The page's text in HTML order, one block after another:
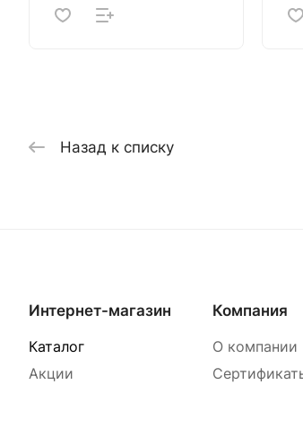
Назад к списку
Интернет-магазин
Каталог
Акции
Компания
О компании